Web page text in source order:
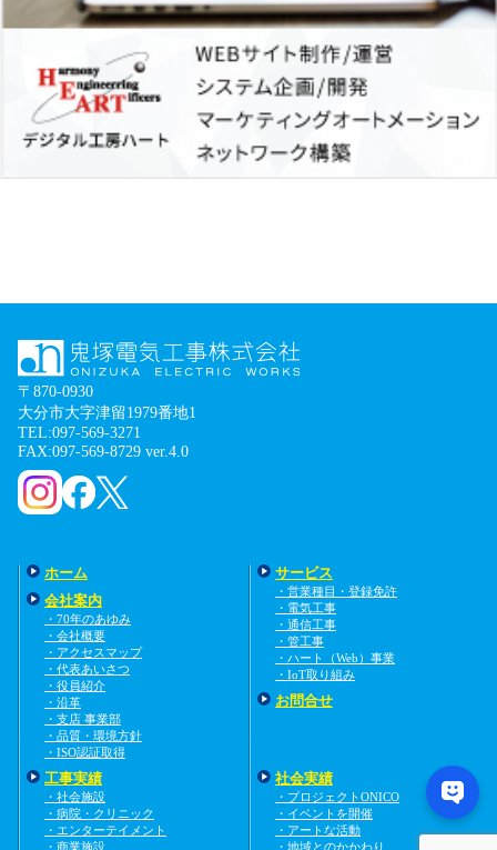
〒870-0930
大分市大字津留1979番地1
TEL:097-569-3271
FAX:097-569-8729 ver.4.0
ホーム
会社案内
・70年のあゆみ
・会社概要
・アクセスマップ
・代表あいさつ
・役員紹介
・沿革
・支店 事業部
・品質・環境方針
・ISO認証取得
サービス
・営業種目・登録免許
・電気工事
・通信工事
・管工事
・ハート（Web）事業
・IoT取り組み
お問合せ
工事実績
・社会施設
・病院・クリニック
・エンターテイメント
・商業施設
社会実績
・プロジェクトONICO
・イベントを開催
・アートな活動
・地域とのかかわり